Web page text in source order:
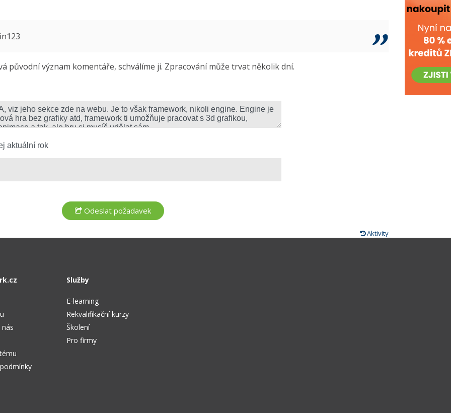
původní význam komentáře, schválíme ji. Zpracování může trvat několik dní.
aktuální rok
Aktivity
Služby
E-learning
Rekvalifikační kurzy
Školení
Pro firmy